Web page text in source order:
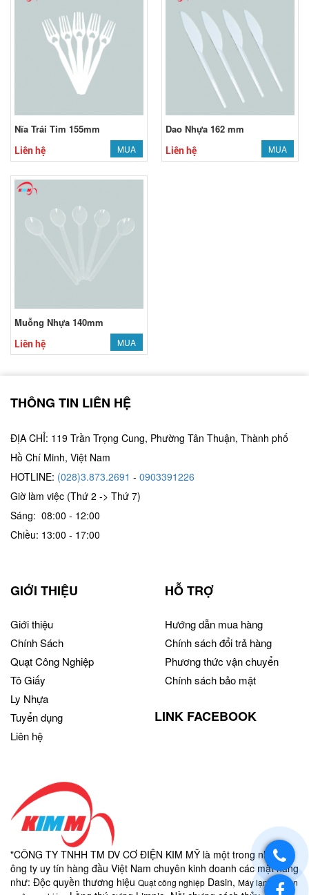
Nĩa Trái Tim 155mm
Liên hệ MUA
Dao Nhựa 162 mm
Liên hệ MUA
Muỗng Nhựa 140mm
Liên hệ MUA
THÔNG TIN LIÊN HỆ
ĐỊA CHỈ: 119 Trần Trọng Cung, Phường Tân Thuận, Thành phố
Hồ Chí Minh, Việt Nam
HOTLINE: (028)3.873.2691 - 0903391226
Giờ làm việc (Thứ 2 -> Thứ 7)
Sáng: 08:00 - 12:00
Chiều: 13:00 - 17:00
GIỚI THIỆU
Giới thiệu
Chính Sách
Quạt Công Nghiệp
Tô Giấy
Ly Nhựa
Tuyển dụng
Liên hệ
HỖ TRỢ
Hướng dẫn mua hàng
Chính sách đổi trả hàng
Phương thức vận chuyển
Chính sách bảo mật
LINK FACEBOOK
"CÔNG TY TNHH TM DV CƠ ĐIỆN KIM MỸ là một trong những c
ông ty uy tín hàng đầu Việt Nam chuyên kinh doanh các mặt hàng
như: Độc quyền thương hiệu Quạt công nghiệp Dasin, Máy lạnh di độn